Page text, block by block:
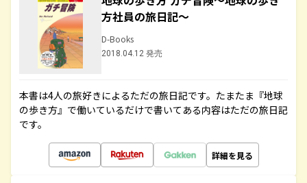
方社員の旅日記～
D-Books
2018.04.12 発売
本書は4人の旅好きによるただの旅日記です。たまたま『地球
の歩き方』で働いているだけで書いてある内容はただの旅日記
です。
詳細を見る